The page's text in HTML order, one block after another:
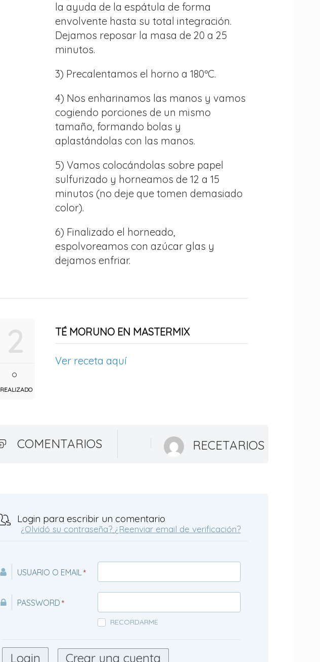
la ayuda de la espátula de forma
envolvente hasta su total integración.
Dejamos reposar la masa de 20 a 25
minutos.
3) Precalentamos el horno a 180ºC.
4) Nos enharinamos las manos y vamos
cogiendo porciones de un mismo
tamaño, formando bolas y
aplastándolas con las manos.
5) Vamos colocándolas sobre papel
sulfurizado y horneamos de 12 a 15
minutos (no deje que tomen demasiado
color).
6) Finalizado el horneado,
espolvoreamos con azúcar glas y
dejamos enfriar.
2
REALIZADO
TÉ MORUNO EN MASTERMIX
Ver receta aquí
COMENTARIOS RECETARIOS
Login para escribir un comentario
¿Olvidó su contraseña? ¿Reenviar email de verificación?
USUARIO O EMAIL *
PASSWORD *
RECORDARME
Crear una cuenta